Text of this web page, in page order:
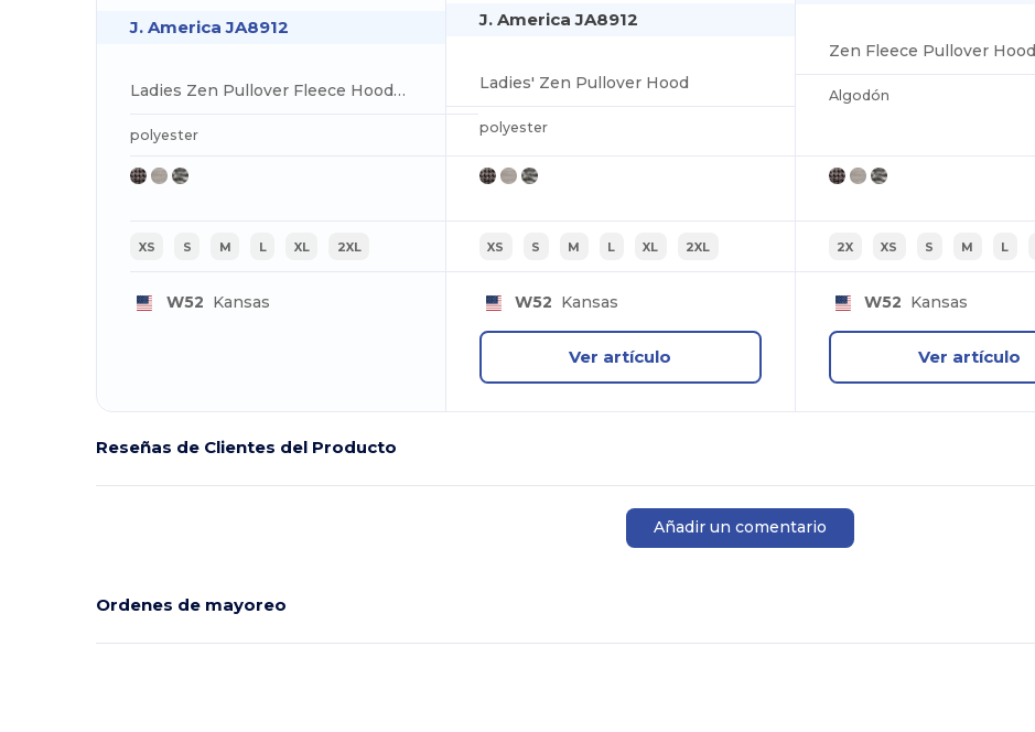
J. America JA8912
Ladies Zen Pullover Fleece Hooded Sweatshirt
polyester
XS S M L XL 2XL
W52 Kansas
J. America JA8912
Ladies' Zen Pullover Hood
polyester
XS S M L XL 2XL
W52 Kansas
Ver artículo
Zen Fleece Pullover Hood
Algodón
2X XS S M L
W52 Kansas
Ver artículo
Reseñas de Clientes del Producto
Añadir un comentario
Ordenes de mayoreo